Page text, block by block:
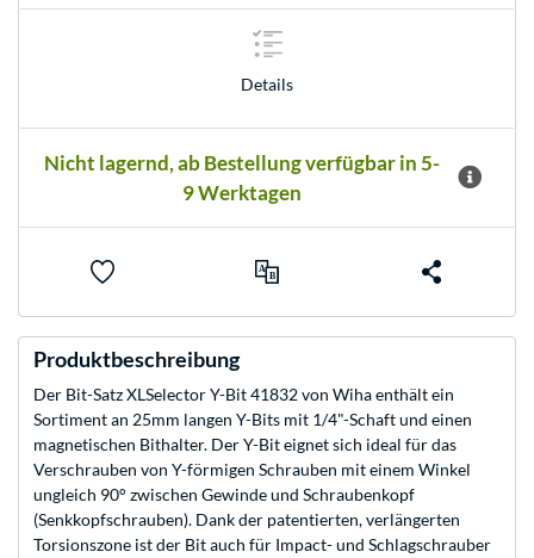
Details
Nicht lagernd, ab Bestellung verfügbar in 5-
9 Werktagen
Produktbeschreibung
Der Bit-Satz XLSelector Y-Bit 41832 von Wiha enthält ein
Sortiment an 25mm langen Y-Bits mit 1/4"-Schaft und einen
magnetischen Bithalter. Der Y-Bit eignet sich ideal für das
Verschrauben von Y-förmigen Schrauben mit einem Winkel
ungleich 90° zwischen Gewinde und Schraubenkopf
(Senkkopfschrauben). Dank der patentierten, verlängerten
Torsionszone ist der Bit auch für Impact- und Schlagschrauber